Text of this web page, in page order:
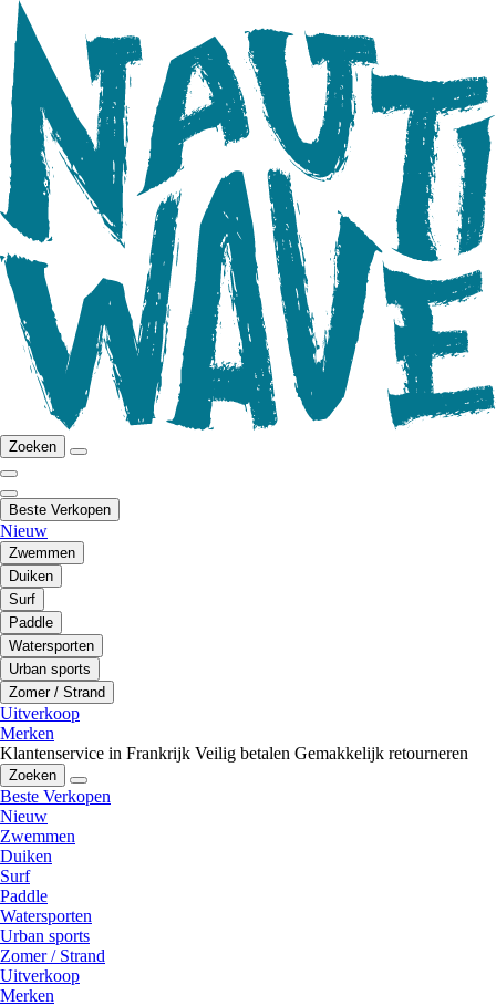
Zoeken
Beste Verkopen
Nieuw
Zwemmen
Duiken
Surf
Paddle
Watersporten
Urban sports
Zomer / Strand
Uitverkoop
Merken
Klantenservice in Frankrijk Veilig betalen Gemakkelijk retourneren
Zoeken
Beste Verkopen
Nieuw
Zwemmen
Duiken
Surf
Paddle
Watersporten
Urban sports
Zomer / Strand
Uitverkoop
Merken